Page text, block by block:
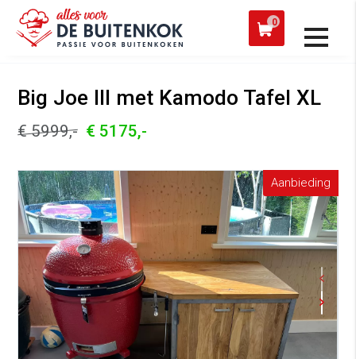
0
werkdag verzonden
Alle producten
Big Joe III met Kamodo Tafel XL
€ 5999,- € 5175,-
Aanbieding